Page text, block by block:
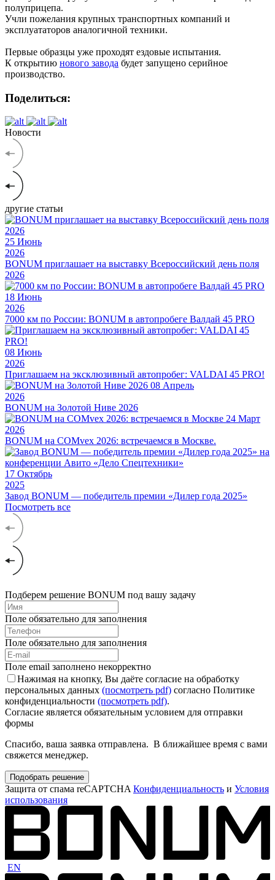
полуприцепа.
Учли пожелания крупных транспортных компаний и
эксплуататоров аналогичной техники.
Первые образцы уже проходят ездовые испытания.
К открытию нового завода будет запущено серийное
производство.
Поделиться:
Новости
другие статьи
25 Июнь
2026
BONUM приглашает на выставку Всероссийский день поля
2026
18 Июнь
2026
7000 км по России: BONUM в автопробеге Валдай 45 PRO
08 Июнь
2026
Приглашаем на эксклюзивный автопробег: VALDAI 45 PRO!
08 Апрель
2026
BONUM на Золотой Ниве 2026
24 Март
2026
BONUM на COMvex 2026: встречаемся в Москве.
17 Октябрь
2025
Завод BONUM — победитель премии «Дилер года 2025»
Посмотреть все
Подберем решение BONUM под вашу задачу
Поле обязательно для заполнения
Поле обязательно для заполнения
Поле email заполнено некорректно
Нажимая на кнопку, Вы даёте согласие на обработку
персональных данных (посмотреть pdf) согласно Политике
конфиденциальности (посмотреть pdf).
Согласие является обязательным условием для отправки
формы
Спасибо, ваша заявка отправлена. В ближайшее время с вами
свяжется менеджер.
Подобрать решение
Защита от спама reCAPTCHA Конфиденциальность и Условия
использования
EN